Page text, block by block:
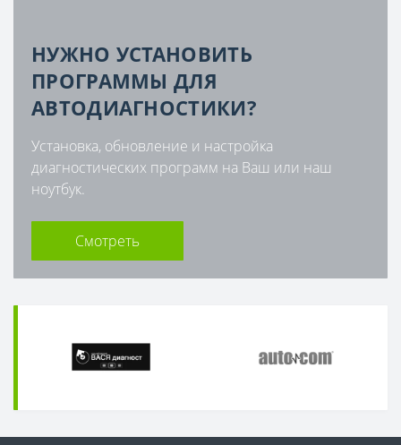
НУЖНО УСТАНОВИТЬ
ПРОГРАММЫ ДЛЯ
АВТОДИАГНОСТИКИ?
Установка, обновление и настройка
диагностических программ на Ваш или наш
ноутбук.
Смотреть